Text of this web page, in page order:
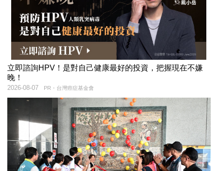
立即諮詢HPV！是對自己健康最好的投資，把握現在不嫌
晚！
PR・台灣癌症基金會
2026-08-07